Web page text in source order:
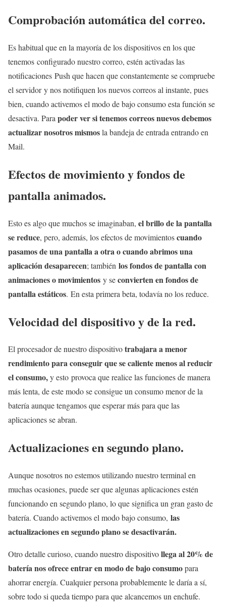
Comprobación automática del correo.
Es habitual que en la mayoría de los dispositivos en los que
tenemos configurado nuestro correo, estén activadas las
notificaciones Push que hacen que constantemente se compruebe
el servidor y nos notifiquen los nuevos correos al instante, pues
bien, cuando activemos el modo de bajo consumo esta función se
desactiva. Para poder ver si tenemos correos nuevos debemos
actualizar nosotros mismosla bandeja de entrada entrando en
Mail.
Efectos de movimiento y fondos de
pantalla animados.
Esto es algo que muchos se imaginaban, el brillo de la pantalla
se reduce, pero, además, los efectos de movimientoscuando
pasamos de una pantalla a otra o cuando abrimos una
aplicación desaparecen; también los fondos de pantalla con
animaciones o movimientos y seconvierten en fondos de
pantalla estáticos. En esta primera beta, todavía no los reduce.
Velocidad del dispositivo y de la red.
El procesador de nuestro dispositivotrabajara a menor
rendimiento para conseguir que se caliente menos al reducir
el consumo,y esto provoca que realice las funciones de manera
más lenta, de este modo se consigue un consumo menor de la
batería aunque tengamos que esperar más para que las
aplicaciones se abran.
Actualizaciones en segundo plano.
Aunque nosotros no estemos utilizando nuestro terminal en
muchas ocasiones, puede ser que algunas aplicaciones estén
funcionando en segundo plano, lo que significa un gran gasto de
batería. Cuando activemos el modo bajo consumo, las
actualizaciones en segundo plano se desactivarán.
Otro detalle curioso, cuando nuestro dispositivollega al 20% de
batería nos ofrece entrar en modo de bajo consumopara
ahorrar energía. Cualquier persona probablemente le daría a sí,
sobre todo si queda tiempo para que alcancemos un enchufe.